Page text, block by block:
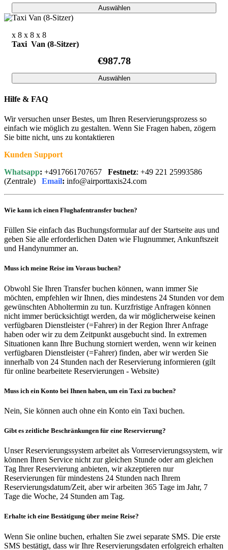
Auswählen
x 8 x 8 x 8
Taxi Van (8-Sitzer)
€987.78
Auswählen
Hilfe & FAQ
Wir versuchen unser Bestes, um Ihren Reservierungsprozess so
einfach wie möglich zu gestalten. Wenn Sie Fragen haben, zögern
Sie bitte nicht, uns zu kontaktieren
Kunden Support
Whatsapp: +4917661707657 Festnetz: +49 221 25993586
(Zentrale) Email: info@airporttaxis24.com
Wie kann ich einen Flughafentransfer buchen?
Füllen Sie einfach das Buchungsformular auf der Startseite aus und
geben Sie alle erforderlichen Daten wie Flugnummer, Ankunftszeit
und Handynummer an.
Muss ich meine Reise im Voraus buchen?
Obwohl Sie Ihren Transfer buchen können, wann immer Sie
möchten, empfehlen wir Ihnen, dies mindestens 24 Stunden vor dem
gewünschten Abholtermin zu tun. Kurzfristige Anfragen können
nicht immer berücksichtigt werden, da wir möglicherweise keinen
verfügbaren Dienstleister (=Fahrer) in der Region Ihrer Anfrage
haben oder wir zu dem Zeitpunkt ausgebucht sind. In extremen
Situationen kann Ihre Buchung storniert werden, wenn wir keinen
verfügbaren Dienstleister (=Fahrer) finden, aber wir werden Sie
innerhalb von 24 Stunden nach der Reservierung informieren (gilt
für online bearbeitete Reservierungen - Website)
Muss ich ein Konto bei Ihnen haben, um ein Taxi zu buchen?
Nein, Sie können auch ohne ein Konto ein Taxi buchen.
Gibt es zeitliche Beschränkungen für eine Reservierung?
Unser Reservierungssystem arbeitet als Vorreservierungssystem, wir
können Ihren Service nicht zur gleichen Stunde oder am gleichen
Tag Ihrer Reservierung anbieten, wir akzeptieren nur
Reservierungen für mindestens 24 Stunden nach Ihrem
Reservierungsdatum/Zeit, aber wir arbeiten 365 Tage im Jahr, 7
Tage die Woche, 24 Stunden am Tag.
Erhalte ich eine Bestätigung über meine Reise?
Wenn Sie online buchen, erhalten Sie zwei separate SMS. Die erste
SMS bestätigt, dass wir Ihre Reservierungsdaten erfolgreich erhalten